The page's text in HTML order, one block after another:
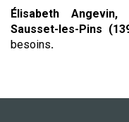
Élisabeth Angevin,
Sausset-les-Pins
besoins.